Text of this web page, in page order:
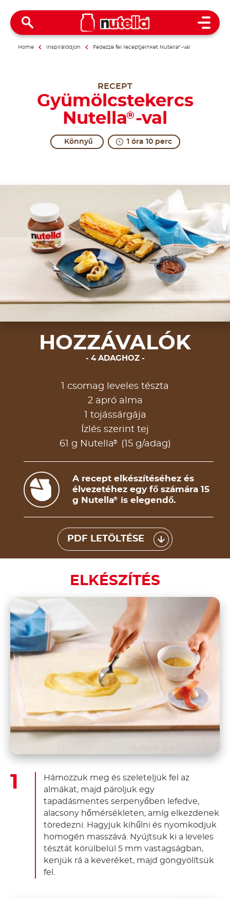
Open
Home Inspirálódjon Fedezze fel receptjeinket Nutella®-val
RECEPT
Gyümölcstekercs
Nutella® -val
Könnyű 1 óra 10 perc
HOZZÁVALÓK
4 ADAGHOZ
1 csomag leveles tészta
2 apró alma
1 tojássárgája
Ízlés szerint tej
61 g Nutella® (15 g/adag)
A recept elkészítéséhez és
élvezetéhez egy fő számára 15
g Nutella® is elegendő.
PDF LETÖLTÉSE
ELKÉSZÍTÉS
Hámozzuk meg és szeleteljük fel az
almákat, majd pároljuk egy
tapadásmentes serpenyőben lefedve,
alacsony hőmérsékleten, amíg elkezdenek
töredezni. Hagyjuk kihűlni és nyomkodjuk
homogén masszává. Nyújtsuk ki a leveles
tésztát körülbelül 5 mm vastagságban,
kenjük rá a keveréket, majd göngyölítsük
fel.